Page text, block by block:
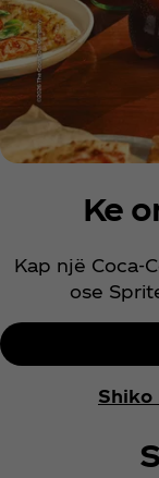
Ke
Kap një
ose